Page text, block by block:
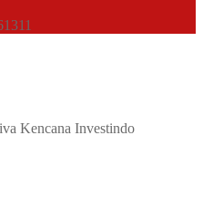
Kencana Investindo